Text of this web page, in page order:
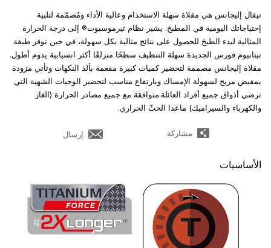
تيفال إليجانس هي مقلاة سهلة الاستخدام وعالية الأداء ومُصمّمة لتلبية
إحتياجاتك اليومية في المطبخ. يشير نظام ثيرموسبوت® إلى درجة الحرارة
المثالية لبدء الطبخ للحصول على نتائج مثالية بكل سهولة، في حين توفر طبقة
تيتانيوم فورس الجديدة سهلة التنظيف سطحًا منزلقًا أكثر انسيابية يدوم أطول.
مقلاة إليجانس مصممة لتحضير كميات كبيرة مفعمة بألذ النكهات وتأتي مزودة
بمقبض مريح لسهولة الإمساك وبارتفاع مناسب لتحضير الوجبات الشهية التي
ترضي أذواق جميع أفراد العائلة.متوافقة مع جميع مصادر الحرارة (الغاز
والكهرباء والسيراميك) ماعدا الحثّ الحراري.
مشاركة إرسال
الأساسيات